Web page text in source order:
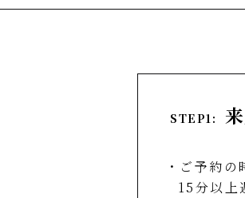
STEP1:
・ご予約
15分以上